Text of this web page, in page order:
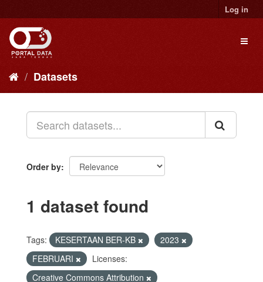
to
content
Log in
Datasets
Order by
1 dataset found
Tags: KESERTAAN BER-KB
2023
FEBRUARI
Licenses:
Creative Commons Attribution